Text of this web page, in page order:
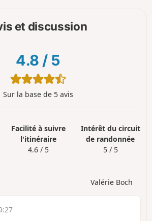
et discussion
4.8 / 5
Sur la base de 5 avis
Facilité à suivre
l'itinéraire
4.6 / 5
Intérêt du circuit
de randonnée
5 / 5
Valérie Boch